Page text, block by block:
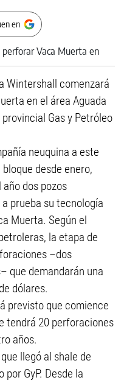
en
Wintershall comenzará
en el área Aguada
Gas y Petróleo
neuquina a este
desde enero,
dos pozos
prueba su tecnología
Muerta. Según el
la etapa de
–dos
que demandarán una
dólares.
previsto que comience
tendrá 20 perforaciones
años.
llegó al shale de
GyP. Desde la